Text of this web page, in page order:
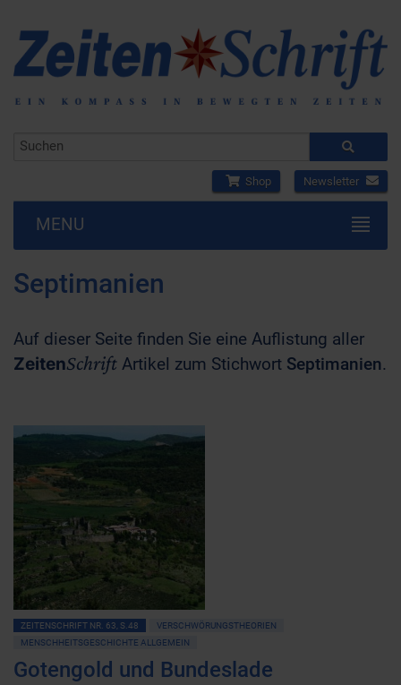
Shop Newsletter
MENU
Septimanien
Auf dieser Seite finden Sie eine Auflistung aller
ZeitenSchrift Artikel zum Stichwort Septimanien.
ZEITENSCHRIFT NR. 63, S.48
VERSCHWÖRUNGSTHEORIEN
MENSCHHEITSGESCHICHTE ALLGEMEIN
Gotengold und Bundeslade